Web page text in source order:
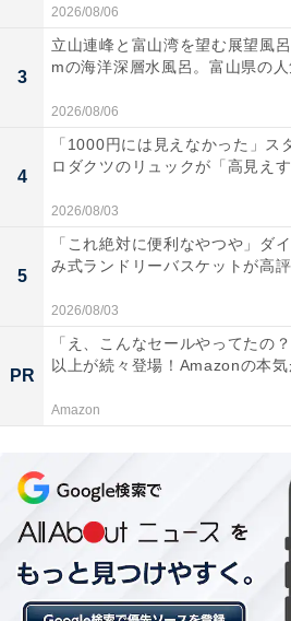
2026/08/06
3
立山連峰と富山湾を望む展望風
mの海洋深層水風呂。富山県の
2026/08/06
4
「1000円には見えなかった」ス
ロダクツのリュックが「高見え
2026/08/03
5
「これ絶対に便利なやつや」ダ
み式ランドリーバスケットが高
2026/08/03
PR
「え、こんなセールやってたの
以上が続々登場！Amazonの本
Amazon